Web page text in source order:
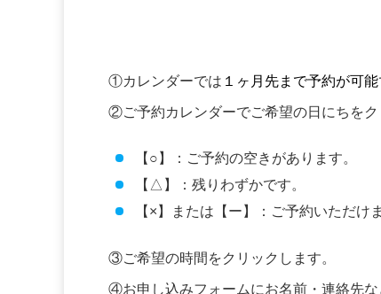
①カレンダーでは １ヶ月先まで予約が可能
②ご予約カレンダーでご希望の日にちをク
【○】：ご予約の空きがあります。
【△】：残りわずかです。
【×】または【ー】：ご予約いただけ
③ご希望の時間をクリックします。
④お申し込みフォームにお名前・連絡先な